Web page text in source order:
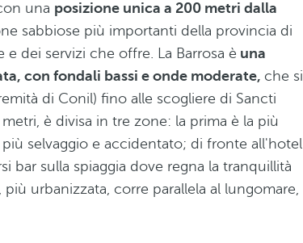
una posizione unica a 200 metri dalla
sabbiose più importanti della provincia di
dei servizi che offre. La Barrosa è una
con fondali bassi e onde moderate, che si
di Conil) fino alle scogliere di Sancti
è divisa in tre zone: la prima è la più
selvaggio e accidentato; di fronte all'hotel
bar sulla spiaggia dove regna la tranquillità
urbanizzata, corre parallela al lungomare,